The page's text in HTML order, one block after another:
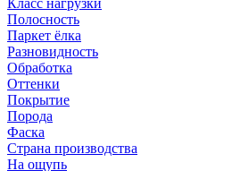
Класс нагрузки
Полосность
Паркет ёлка
Разновидность
Обработка
Оттенки
Покрытие
Порода
Фаска
Страна производства
На ощупь